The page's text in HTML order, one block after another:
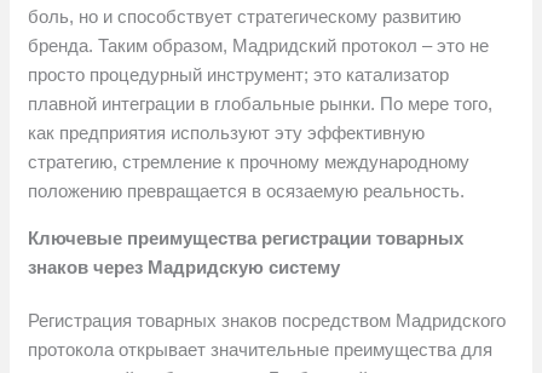
боль, но и способствует стратегическому развитию
бренда. Таким образом, Мадридский протокол – это не
просто процедурный инструмент; это катализатор
плавной интеграции в глобальные рынки. По мере того,
как предприятия используют эту эффективную
стратегию, стремление к прочному международному
положению превращается в осязаемую реальность.
Ключевые преимущества регистрации товарных
знаков через Мадридскую систему
Регистрация товарных знаков посредством Мадридского
протокола открывает значительные преимущества для